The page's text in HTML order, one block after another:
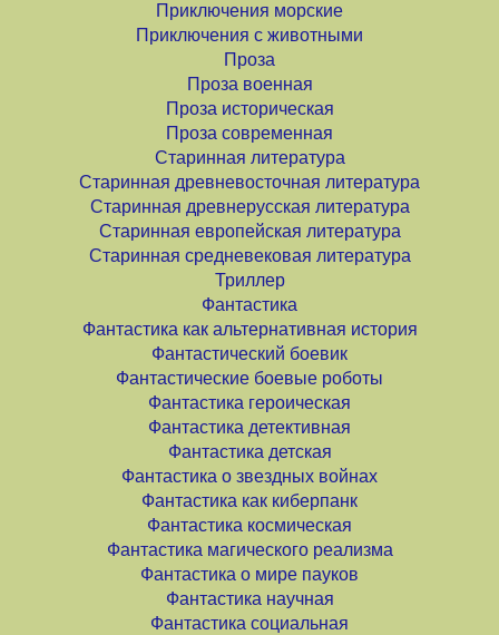
Приключения морские
Приключения с животными
Проза
Проза военная
Проза историческая
Проза современная
Старинная литература
Старинная древневосточная литература
Старинная древнерусская литература
Старинная европейская литература
Старинная средневековая литература
Триллер
Фантастика
Фантастика как альтернативная история
Фантастический боевик
Фантастические боевые роботы
Фантастика героическая
Фантастика детективная
Фантастика детская
Фантастика о звездных войнах
Фантастика как киберпанк
Фантастика космическая
Фантастика магического реализма
Фантастика о мире пауков
Фантастика научная
Фантастика социальная